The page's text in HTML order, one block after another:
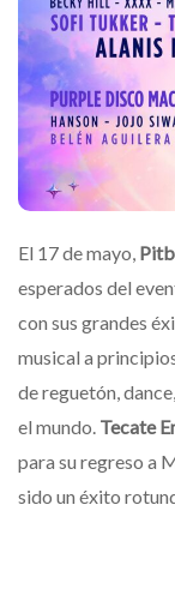
El 17 de mayo,
esperados del
con sus grandes
musical a
de reguetón,
el mundo. Tecate
para su regreso a
sido un éxito